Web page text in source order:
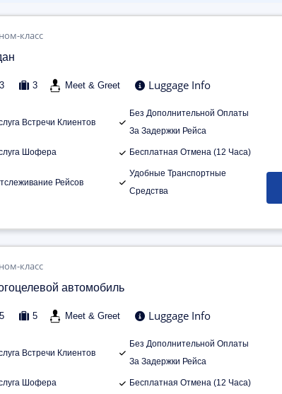
класс
3 3 Meet & Greet Luggage Info
Встречи Клиентов
Без Дополнительной Оплаты
За Задержки Рейса
Шофера Бесплатная Отмена (12 Часа)
Рейсов
Удобные Транспортные
Средства
класс
автомобиль
5 5 Meet & Greet Luggage Info
Встречи Клиентов
Без Дополнительной Оплаты
За Задержки Рейса
Шофера Бесплатная Отмена (12 Часа)